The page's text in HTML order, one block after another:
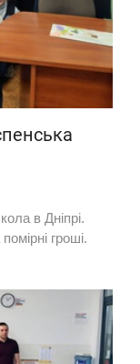
в Дніпрі.
гроші.